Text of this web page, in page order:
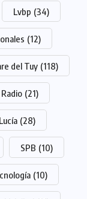
Lvbp (34)
(12)
del Tuy (118)
Radio (21)
(28)
SPB (10)
(10)